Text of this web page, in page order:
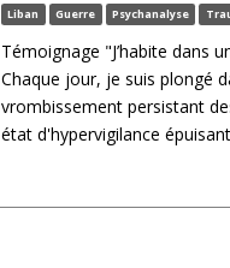
Liban Guerre Psychanalyse
Témoignage "J’habite dans
Chaque jour, je suis plongé
vrombissement persistant
état d'hypervigilance